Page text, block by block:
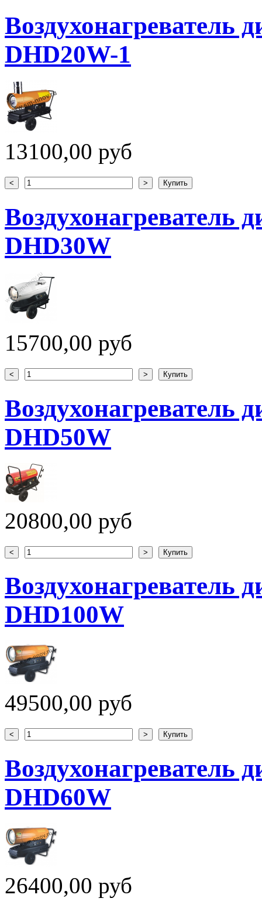
Воздухонагреватель
DHD20W-1
13100,00 руб
Воздухонагреватель
DHD30W
15700,00 руб
Воздухонагреватель
DHD50W
20800,00 руб
Воздухонагреватель
DHD100W
49500,00 руб
Воздухонагреватель
DHD60W
26400,00 руб